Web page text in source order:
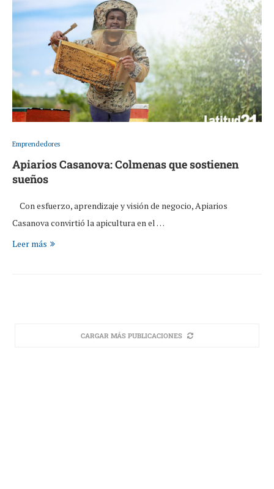
Emprendedores
Apiarios Casanova: Colmenas que sostienen
sueños
Con esfuerzo, aprendizaje y visión de negocio, Apiarios
Casanova convirtió la apicultura en el …
Leer más
CARGAR MÁS PUBLICACIONES